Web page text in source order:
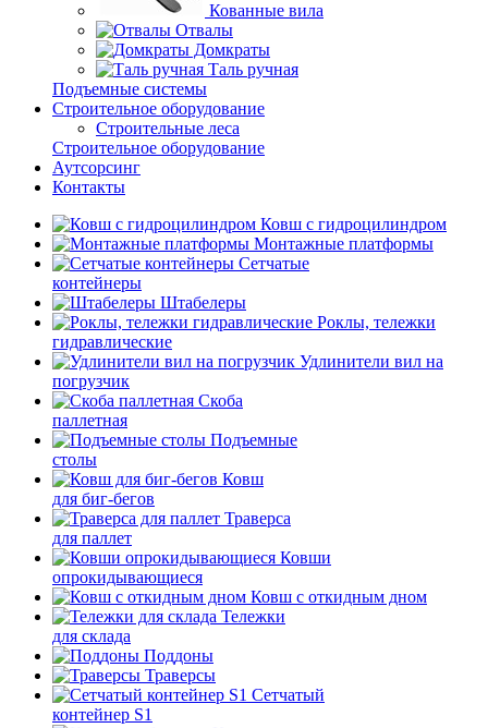
Кованные вила
Отвалы
Домкраты
Таль ручная
Подъемные системы
Строительное оборудование
Строительные леса
Строительное оборудование
Аутсорсинг
Контакты
Ковш с гидроцилиндром
Монтажные платформы
Сетчатые
контейнеры
Штабелеры
Роклы, тележки
гидравлические
Удлинители вил на
погрузчик
Скоба
паллетная
Подъемные
столы
Ковш
для биг-бегов
Траверса
для паллет
Ковши
опрокидывающиеся
Ковш с откидным дном
Тележки
для склада
Поддоны
Траверсы
Сетчатый
контейнер S1